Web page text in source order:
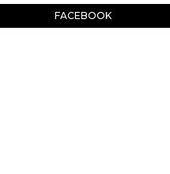
FACEBOOK